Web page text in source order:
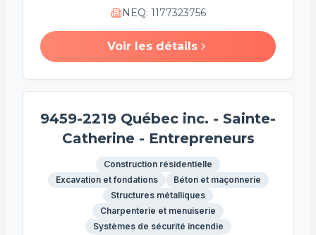
NEQ: 1177323756
Voir les détails
9459-2219 Québec inc. - Sainte-
Catherine - Entrepreneurs
Construction résidentielle
Excavation et fondations
Béton et maçonnerie
Structures métalliques
Charpenterie et menuiserie
Systèmes de sécurité incendie